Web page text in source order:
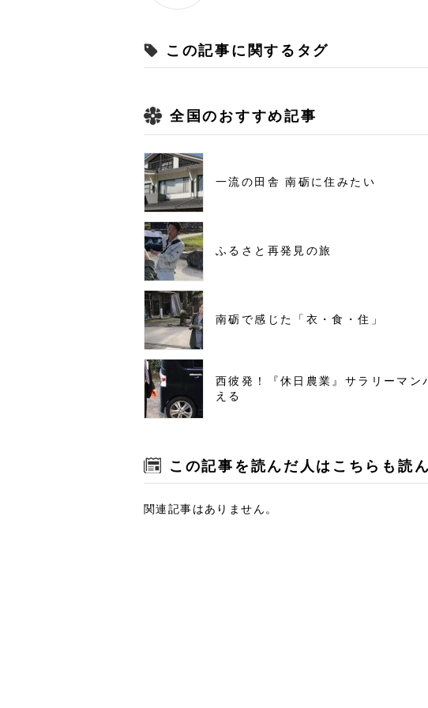
この記事に関するタグ
全国のおすすめ記事
一流の田舎 南砺に住みたい
ふるさと再発見の旅
南砺で感じた「衣・食・住」
西彼発！『休日農業』サラリーマ
える
この記事を読んだ人はこちらも読
関連記事はありません。